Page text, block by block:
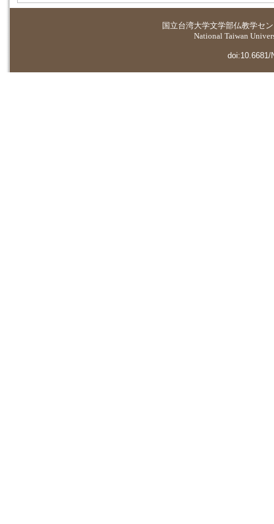
国立台湾大学文学部仏教学セ
National Taiwan
doi:10.6681/